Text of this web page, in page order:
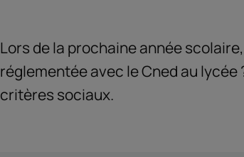
Lors de la prochaine année
réglementée avec le Cned au
critères sociaux.